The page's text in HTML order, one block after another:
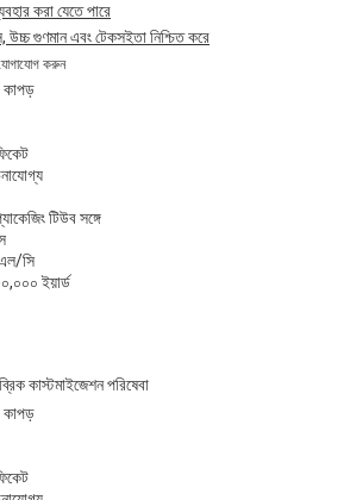
করা যেতে পারে
উচ্চ গুণমান এবং টেকসইতা নিশ্চিত করে
করুন
কাপড়
টিউব সঙ্গে
এল/সি
ইয়ার্ড
কাস্টমাইজেশন পরিষেবা
কাপড়